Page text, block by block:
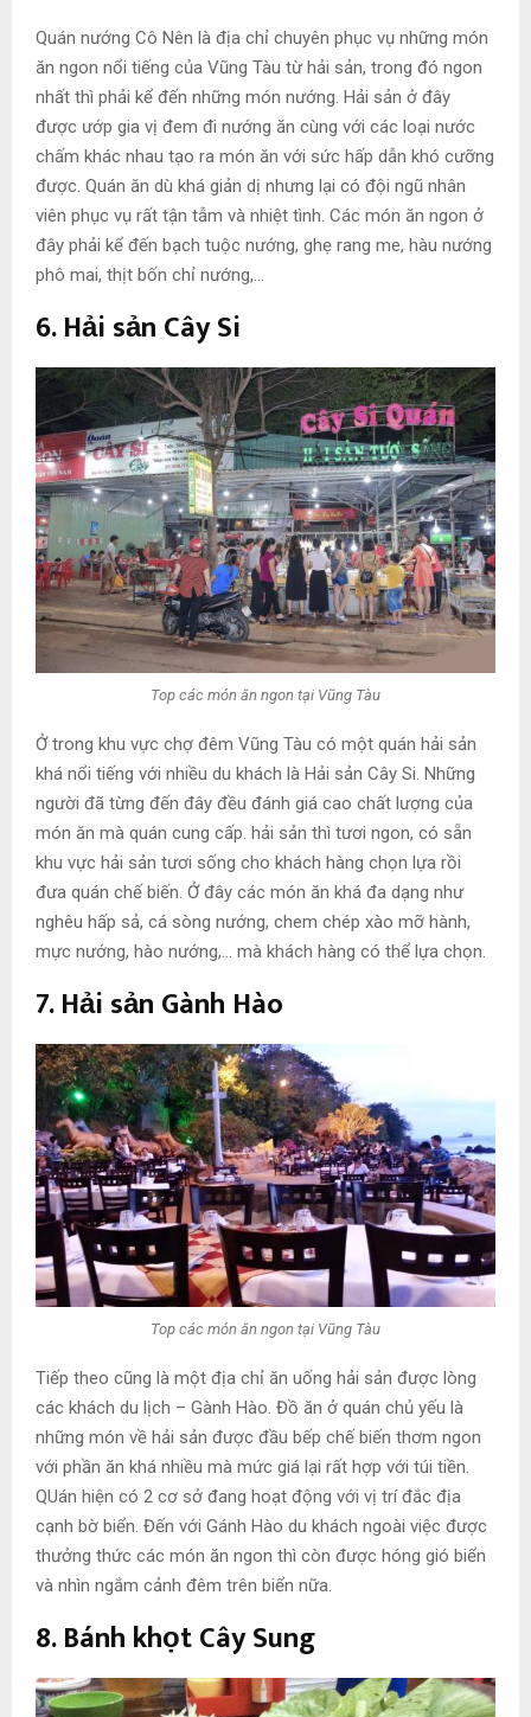
Quán nướng Cô Nên là địa chỉ chuyên phục vụ những món
ăn ngon nổi tiếng của Vũng Tàu từ hải sản, trong đó ngon
nhất thì phải kể đến những món nướng. Hải sản ở đây
được ướp gia vị đem đi nướng ăn cùng với các loại nước
chấm khác nhau tạo ra món ăn với sức hấp dẫn khó cưỡng
được. Quán ăn dù khá giản dị nhưng lại có đội ngũ nhân
viên phục vụ rất tận tẫm và nhiệt tình. Các món ăn ngon ở
đây phải kể đến bạch tuộc nướng, ghẹ rang me, hàu nướng
phô mai, thịt bốn chỉ nướng,…
6. Hải sản Cây Si
Top các món ăn ngon tại Vũng Tàu
Ở trong khu vực chợ đêm Vũng Tàu có một quán hải sản
khá nổi tiếng với nhiều du khách là Hải sản Cây Si. Những
người đã từng đến đây đều đánh giá cao chất lượng của
món ăn mà quán cung cấp. hải sản thì tươi ngon, có sẵn
khu vực hải sản tươi sống cho khách hàng chọn lựa rồi
đưa quán chế biến. Ở đây các món ăn khá đa dạng như
nghêu hấp sả, cá sòng nướng, chem chép xào mỡ hành,
mực nướng, hào nướng,… mà khách hàng có thể lựa chọn.
7. Hải sản Gành Hào
Top các món ăn ngon tại Vũng Tàu
Tiếp theo cũng là một địa chỉ ăn uống hải sản được lòng
các khách du lịch – Gành Hào. Đồ ăn ở quán chủ yếu là
những món về hải sản được đầu bếp chế biến thơm ngon
với phần ăn khá nhiều mà mức giá lại rất hợp với túi tiền.
QUán hiện có 2 cơ sở đang hoạt động với vị trí đắc địa
cạnh bờ biển. Đến với Gánh Hào du khách ngoài việc được
thưởng thức các món ăn ngon thì còn được hóng gió biển
và nhìn ngắm cảnh đêm trên biển nữa.
8. Bánh khọt Cây Sung